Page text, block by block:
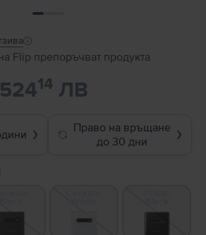
Flip препоръчват продукта
14 ЛВ
❯
Право на връщане
до 30 дни
❯